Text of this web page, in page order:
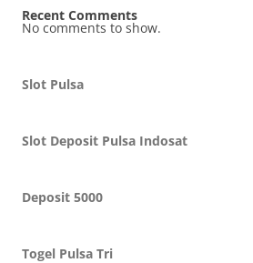
Recent Comments
No comments to show.
Slot Pulsa
Slot Deposit Pulsa Indosat
Deposit 5000
Togel Pulsa Tri